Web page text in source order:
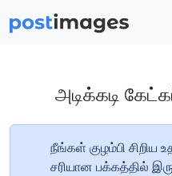
அடிக்கடி
நீங்கள் குழம்பி சிறிய
சரியான பக்கத்தில்